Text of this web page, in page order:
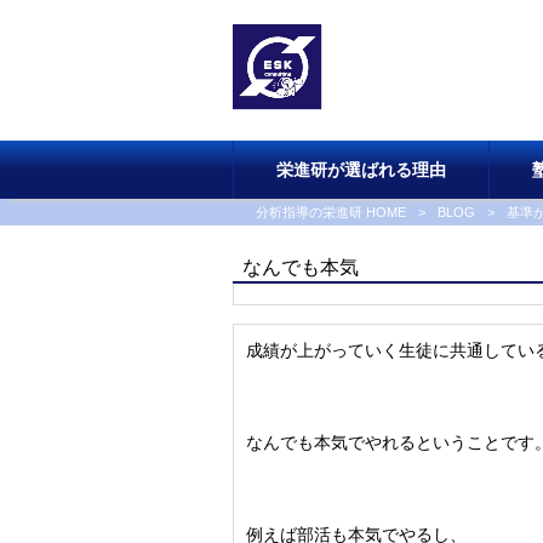
栄進研が選ばれる理由
分析指導の栄進研 HOME > BLOG > 基準
なんでも本気
成績が上がっていく生徒に共通してい
なんでも本気でやれるということです
例えば部活も本気でやるし、